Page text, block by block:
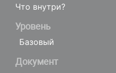
Что внутри?
Уровень
Базовый
Документ